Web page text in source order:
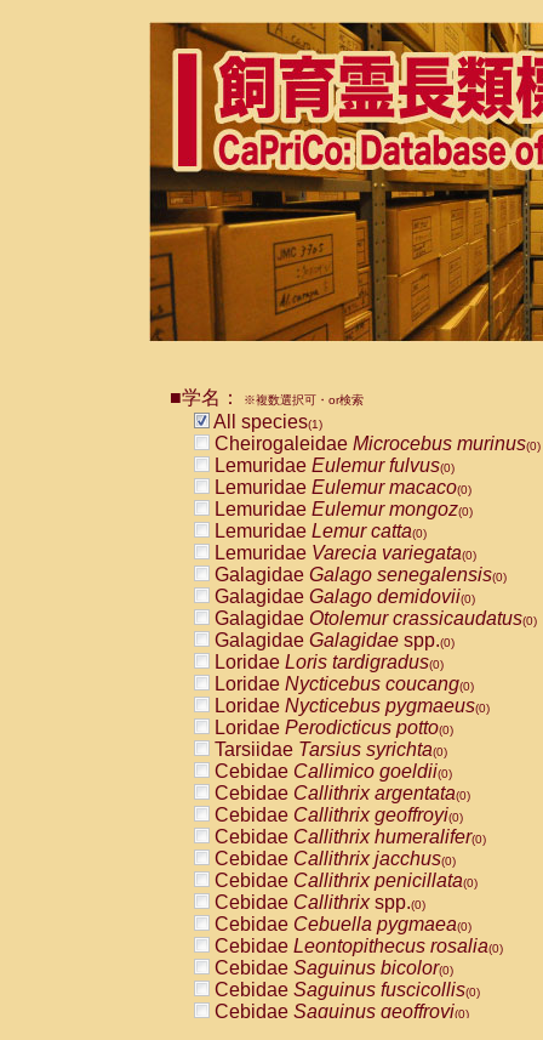
■学名： ※複数選択可・or検索
All species(1)
Cheirogaleidae Microcebus murinus(0)
Lemuridae Eulemur fulvus(0)
Lemuridae Eulemur macaco(0)
Lemuridae Eulemur mongoz(0)
Lemuridae Lemur catta(0)
Lemuridae Varecia variegata(0)
Galagidae Galago senegalensis(0)
Galagidae Galago demidovii(0)
Galagidae Otolemur crassicaudatus(0)
Galagidae Galagidae spp.(0)
Loridae Loris tardigradus(0)
Loridae Nycticebus coucang(0)
Loridae Nycticebus pygmaeus(0)
Loridae Perodicticus potto(0)
Tarsiidae Tarsius syrichta(0)
Cebidae Callimico goeldii(0)
Cebidae Callithrix argentata(0)
Cebidae Callithrix geoffroyi(0)
Cebidae Callithrix humeralifer(0)
Cebidae Callithrix jacchus(0)
Cebidae Callithrix penicillata(0)
Cebidae Callithrixspp.(0)
Cebidae Cebuella pygmaea(0)
Cebidae Leontopithecus rosalia(0)
Cebidae Saguinus bicolor(0)
Cebidae Saguinus fuscicollis(0)
Cebidae Saguinus geoffroyi(0)